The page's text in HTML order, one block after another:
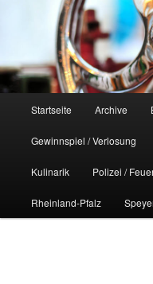
Startseite Archive
Gewinnspiel / Verlosung
Kulinarik Polizei /
Rheinland-Pfalz